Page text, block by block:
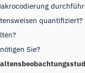
quantifiziert?
Sie?